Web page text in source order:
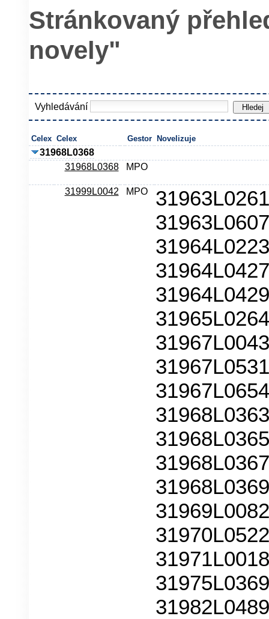
Stránkovaný
novely"
Vyhledávání
Celex Celex Gestor Novelizuje
31968L0368
31968L0368
MPO
31999L0042 MPO
31982L0489